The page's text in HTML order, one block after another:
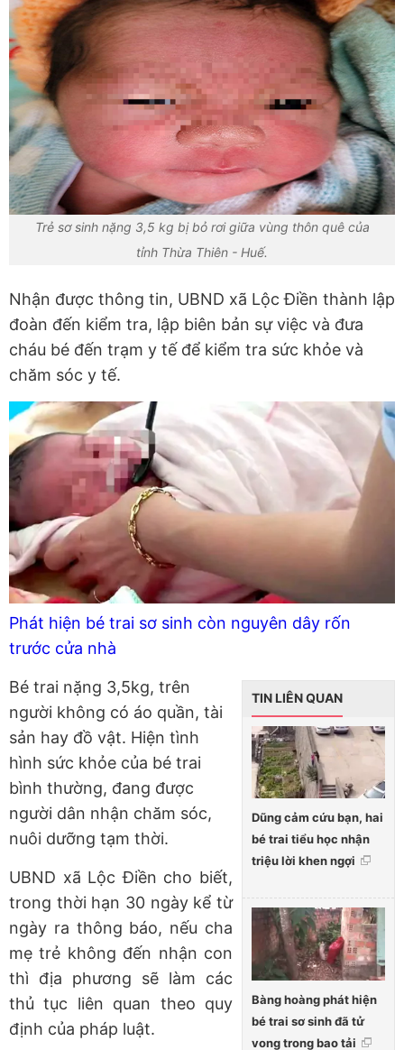
Trẻ sơ sinh nặng 3,5 kg bị bỏ rơi giữa vùng thôn quê của
tỉnh Thừa Thiên - Huế.
Nhận được thông tin, UBND xã Lộc Điền thành lập
đoàn đến kiểm tra, lập biên bản sự việc và đưa
cháu bé đến trạm y tế để kiểm tra sức khỏe và
chăm sóc y tế.
Phát hiện bé trai sơ sinh còn nguyên dây rốn
trước cửa nhà
TIN LIÊN QUAN
Dũng cảm cứu bạn, hai
bé trai tiểu học nhận
triệu lời khen ngợi
Bàng hoàng phát hiện
bé trai sơ sinh đã tử
vong trong bao tải
Bé trai nặng 3,5kg, trên
người không có áo quần, tài
sản hay đồ vật. Hiện tình
hình sức khỏe của bé trai
bình thường, đang được
người dân nhận chăm sóc,
nuôi dưỡng tạm thời.
UBND xã Lộc Điền cho biết,
trong thời hạn 30 ngày kể từ
ngày ra thông báo, nếu cha
mẹ trẻ không đến nhận con
thì địa phương sẽ làm các
thủ tục liên quan theo quy
định của pháp luật.